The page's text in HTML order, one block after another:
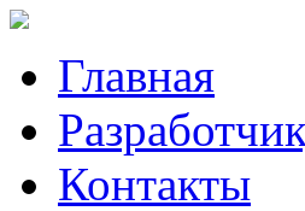
Главная
Контакты